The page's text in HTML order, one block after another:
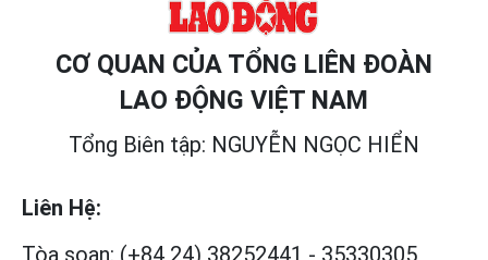
CƠ QUAN CỦA TỔNG LIÊN ĐOÀN
LAO ĐỘNG VIỆT NAM
Tổng Biên tập: NGUYỄN NGỌC HIỂN
Liên Hệ:
Tòa soạn: (+84 24) 38252441 - 35330305